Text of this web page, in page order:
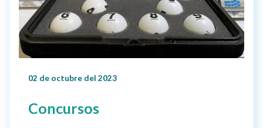
02 de octubre del 2023
Concursos